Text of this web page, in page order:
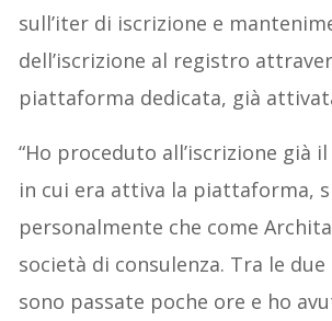
sull’iter di iscrizione e
dell’iscrizione al registro
piattaforma dedicata, già
“Ho proceduto all’iscrizione già
in cui era attiva la piattaforma,
personalmente che come
società di consulenza. Tra le
sono passate poche ore e ho